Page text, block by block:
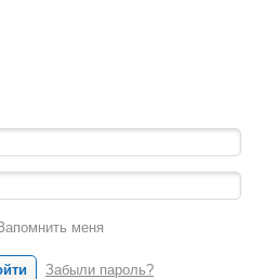
меня
Забыли пароль?